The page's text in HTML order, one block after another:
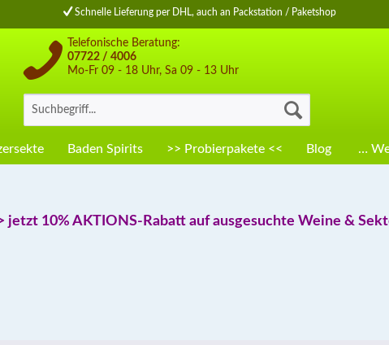
Schnelle Lieferung per DHL, auch an Packstation / Paketshop
Telefonische Beratung:
07722 / 4006
Mo-Fr 09 - 18 Uhr, Sa 09 - 13 Uhr
Baden Spirits >> Probierpakete << Blog …
jetzt 10% AKTIONS-Rabatt auf ausgesuchte Weine &